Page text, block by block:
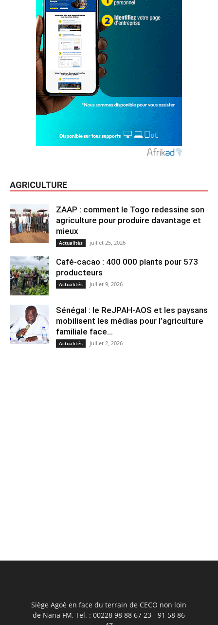
AGRICULTURE
ZAAP : comment le Togo redessine son
agriculture pour produire davantage et
mieux
Actualités juillet 25, 2026
Café-cacao : 400 000 plants pour 573
producteurs
Actualités juillet 9, 2026
Sénégal : le ReJPAH-AOS et les paysans
mobilisent les médias pour l’agriculture
familiale face...
Actualités juillet 2, 2026
Siège Agoè en face du terrain de CECO non loin
de Nana FM, Tel. : 00228 98 88 67 23 - 91 58 86